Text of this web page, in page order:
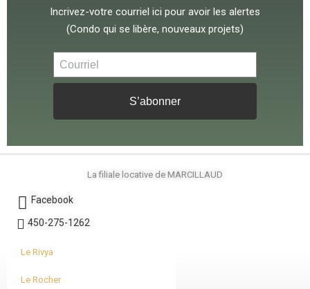
Incrivez-votre courriel ici pour avoir les alertes
(Condo qui se libère, nouveaux projets)
S’abonner
La filiale locative de MARCILLAUD
Facebook
450-275-1262
Le Rivya
Le Rocher